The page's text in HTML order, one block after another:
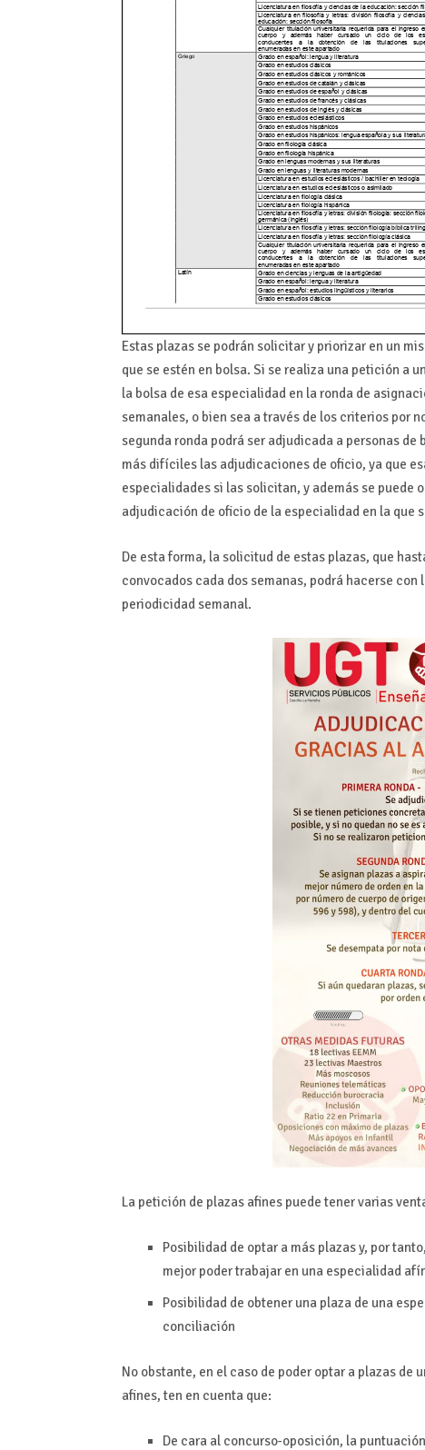
Estas plazas se podrán solicitar y priorizar en un
que se estén en bolsa. Si se realiza una petición a
la bolsa de esa especialidad en la ronda de
semanales, o bien sea a través de los criterios por
segunda ronda podrá ser adjudicada a personas
más difíciles las adjudicaciones de oficio, ya que
especialidades si las solicitan, y además se puede
adjudicación de oficio de la especialidad en la que
De esta forma, la solicitud de estas plazas, que
convocados cada dos semanas, podrá hacerse
periodicidad semanal.
La petición de plazas afines puede tener varias
Posibilidad de optar a más plazas y, por
mejor poder trabajar en una especialidad
Posibilidad de obtener una plaza de una
conciliación
No obstante, en el caso de poder optar a plazas
afines, ten en cuenta que:
De cara al concurso-oposición, la